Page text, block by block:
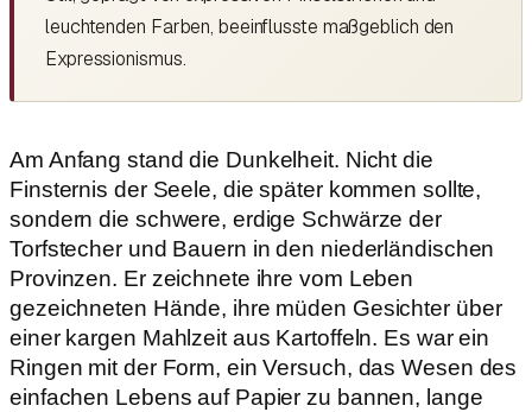
leuchtenden Farben, beeinflusste maßgeblich den
Expressionismus.
Am Anfang stand die Dunkelheit. Nicht die
Finsternis der Seele, die später kommen sollte,
sondern die schwere, erdige Schwärze der
Torfstecher und Bauern in den niederländischen
Provinzen. Er zeichnete ihre vom Leben
gezeichneten Hände, ihre müden Gesichter über
einer kargen Mahlzeit aus Kartoffeln. Es war ein
Ringen mit der Form, ein Versuch, das Wesen des
einfachen Lebens auf Papier zu bannen, lange